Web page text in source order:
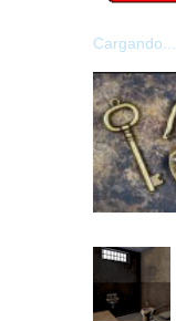
Cargando...